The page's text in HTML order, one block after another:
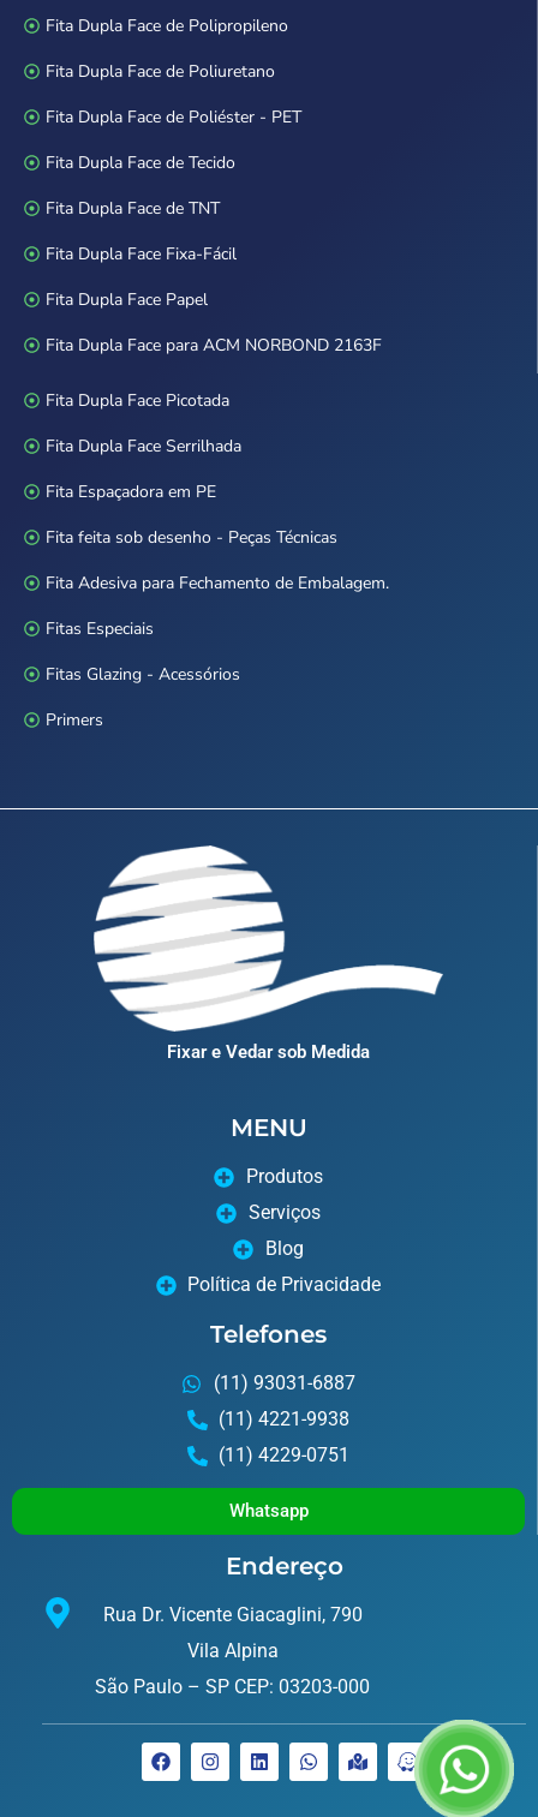
Fita Dupla Face de Polipropileno
Fita Dupla Face de Poliuretano
Fita Dupla Face de Poliéster - PET
Fita Dupla Face de Tecido
Fita Dupla Face de TNT
Fita Dupla Face Fixa-Fácil
Fita Dupla Face Papel
Fita Dupla Face para ACM NORBOND 2163F
Fita Dupla Face Picotada
Fita Dupla Face Serrilhada
Fita Espaçadora em PE
Fita feita sob desenho - Peças Técnicas
Fita Adesiva para Fechamento de Embalagem.
Fitas Especiais
Fitas Glazing - Acessórios
Primers
Fixar e Vedar sob Medida
MENU
Produtos
Serviços
Blog
Política de Privacidade
Telefones
(11) 93031-6887
(11) 4221-9938
(11) 4229-0751
Whatsapp
Endereço
Rua Dr. Vicente Giacaglini, 790
Vila Alpina
São Paulo – SP CEP: 03203-000